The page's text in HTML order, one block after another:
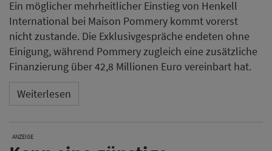
Ein möglicher mehrheitlicher Einstieg von Henkell
International bei Maison Pommery kommt vorerst
nicht zustande. Die Exklusivgespräche endeten ohne
Einigung, während Pommery zugleich eine zusätzliche
Finanzierung über 42,8 Millionen Euro vereinbart hat.
Weiterlesen
ANZEIGE